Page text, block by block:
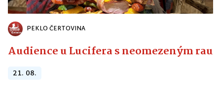
PEKLO ČERTOVINA
Audience u Lucifera s neomezeným
21. 08.